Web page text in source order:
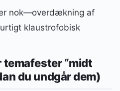
nok—overdækning af
klaustrofobisk
temafester “midt
du undgår dem)